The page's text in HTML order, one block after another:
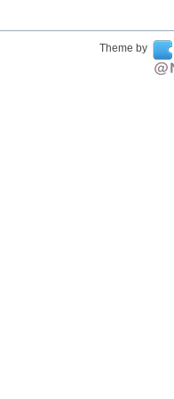
Theme by